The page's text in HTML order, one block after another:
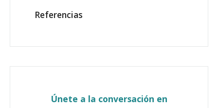
Referencias
Únete a la conversación en